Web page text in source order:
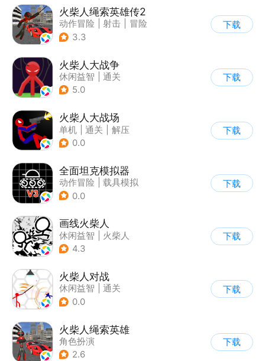
火柴人绳索英雄传2
动作冒险 射击
冒险
| 开放世界
3.3
下载
火柴人大战争
休闲益智
通关
| 火柴人
5.0
下载
火柴人大战场
单机 通关
解压
| 火柴人
0.0
下载
全面坦克模拟器
动作冒险
载具模拟
| 坦克
0.0
下载
画线火柴人
休闲益智
火柴人
| DIY
4.3
下载
火柴人对战
休闲益智
通关
| 火柴人
0.0
下载
火柴人绳索英雄
角色扮演
| 第三人称射击
2.6
下载